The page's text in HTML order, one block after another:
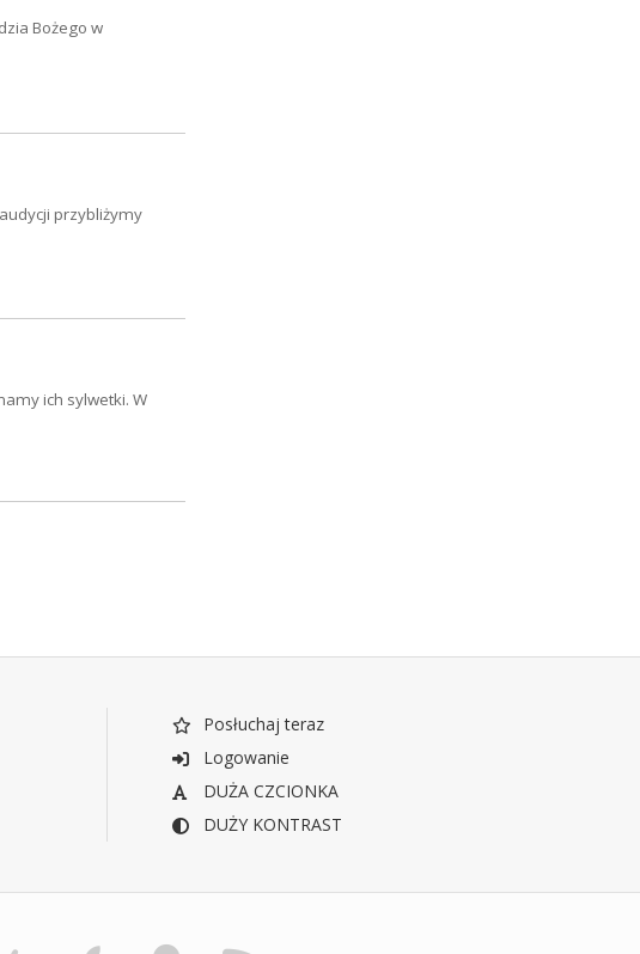
Bożego w
przybliżymy
ich sylwetki. W
Posłuchaj teraz
Logowanie
DUŻA CZCIONKA
DUŻY KONTRAST